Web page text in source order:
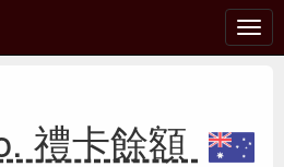
切
換
禮卡餘額